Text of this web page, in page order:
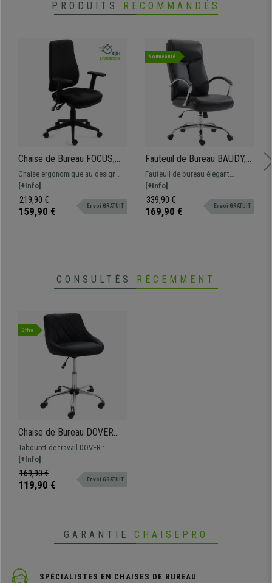
PRODUITS RECOMMANDÉS
Chaise de Bureau FOCUS,
Réglages Ergonomiques, En
maille et Tissu, Noir
Chaise ergonomique au design
professionnel, fabriquée à partir
de matériaux de haute qualité.
[+Info]
219,90 €
159,90 € Envoi GRATUIT
Nouveauté
Fauteuil de Bureau BAUDY,
Design élégant, Dossier
Basculant, cuir, Noir
Fauteuil de bureau élégant
BAUDY: dossier inclinable,
accoudoirs rembourrés, piétement
en métal, en cuir synthétique.
[+Info]
339,90 €
169,90 € Envoi GRATUIT
CONSULTÉS RÉCEMMENT
Offre
Chaise de Bureau DOVER
CUIR, Rembourrage Épais,
Design élégant, Noir
Tabouret de travail DOVER :
design moderne disponible en
différentes couleurs et différents
revêtements
[+Info]
169,90 €
119,90 € Envoi GRATUIT
GARANTIE CHAISEPRO
SPÉCIALISTES EN CHAISES DE BUREAU